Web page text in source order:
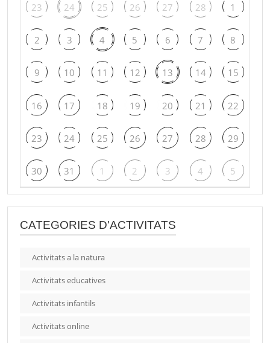
23 24 25 26 27 28 1
2 3 4 5 6 7 8
9 10 11 12 13 14 15
16 17 18 19 20 21 22
23 24 25 26 27 28 29
30 31 1 2 3 4 5
CATEGORIES D'ACTIVITATS
Activitats a la natura
Activitats educatives
Activitats infantils
Activitats online